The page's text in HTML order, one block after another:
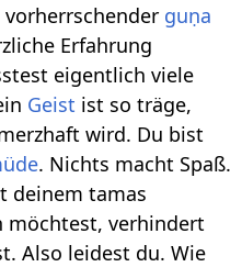
guṇa
Erfahrung
eigentlich viele
Geist ist so träge,
wird. Du bist
. Nichts macht Spaß.
deinem tamas
möchtest, verhindert
Also leidest du. Wie